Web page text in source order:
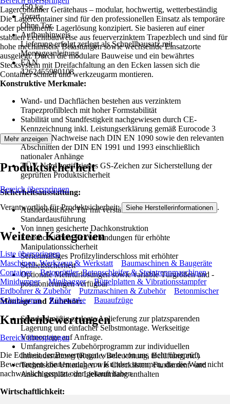
450 kg
Torart
Ohne Tor
Aufbauhinweis
Lieferung erfolgt zerlegt als Schnellbausatz mit
Montageanleitung
EAN
4262455980108
Lagercontainer Gerätehaus – modular, hochwertig, wetterbeständig
Die Lagercontainer sind für den professionellen Einsatz als temporäre
oder permanente Lagerlösung konzipiert. Sie basieren auf einer
stabilen Leichtbauweise aus feuerverzinktem Trapezblech und sind für
hohe mechanische Belastungen sowie wechselnde Einsatzorte
ausgelegt. Durch die modulare Bauweise und ein bewährtes
Stecksystem mit Dreifachfaltung an den Ecken lassen sich die
Container schnell und werkzeugarm montieren.
Konstruktive Merkmale:
Wand- und Dachflächen bestehen aus verzinktem
Trapezprofilblech mit hoher Formstabilität
Stabilität und Standfestigkeit nachgewiesen durch CE-
Kennzeichnung inkl. Leistungserklärung gemäß Eurocode 3
Statische Nachweise nach DIN EN 1090 sowie den relevanten
Abschnitten der DIN EN 1991 und 1993 einschließlich
nationaler Anhänge
TÜV Nord zertifiziertes GS-Zeichen zur Sicherstellung der
geprüften Produktsicherheit
Sicherheitsausstattung:
Aushebelsichere Tür mit verstärktem Türblatt in
Standardausführung
Von innen gesicherte Dachkonstruktion
Einbruchsichere Eckverbindungen für erhöhte
Manipulationssicherheit
Serienmäßiges Profilzylinderschloss mit erhöhter
Schließsicherheit
Optionale Mehrtürlösungen sowie variable Türgrößen und -
positionierungen verfügbar
Montage und Zubehör:
Standardmäßig zerlegte Anlieferung zur platzsparenden
Lagerung und einfacher Selbstmontage. Werkseitige
Vormontage auf Anfrage.
Umfangreiches Zubehörprogramm zur individuellen
Innenausstattung (Regale, Beleuchtung, Belüftung etc.)
Technische Unterlagen wie Checklisten, Fundament- und
Anschlusspläne im Lieferumfang enthalten
Wirtschaftlichkeit:
Mehr anzeigen
Produktsicherheit
Bereich überspringen
Verantwortlich für Produktsicherheit: Siehe Herstellerinformationen .
Weitere Kategorien
Liste überspringen
Maschinen, Werkzeug & Werkstatt
Baumaschinen & Baugeräte
Container
Betonrüttler, Betonschleifer & Steintrennmaschinen
Minidumper
Minibagger
Rüttelplatten & Vibrationsstampfer
Erdbohrer & Zubehör
Putzmaschinen & Zubehör
Betonmischer
Schubkarren
Rührwerke Bauaufzüge
Kundenbewertungen
Bereich überspringen
Die Echtheit der Bewertungen wurde von uns nicht überprüft.
Bewertungen können auch von Kunden stammen, die die Ware nicht
nachweislich genutzt oder gekauft haben.